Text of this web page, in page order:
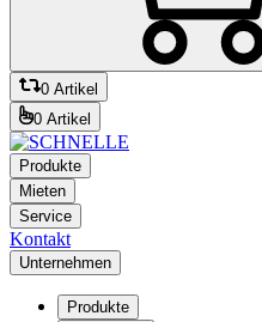
0 Artikel
0 Artikel
Produkte
Mieten
Service
Kontakt
Unternehmen
Produkte